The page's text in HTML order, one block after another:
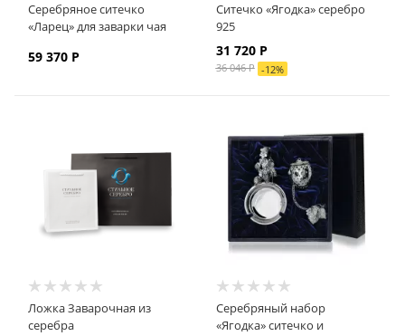
Серебряное ситечко
«Ларец» для заварки чая
59 370 Р
Ситечко «Ягодка» серебро
925
31 720Р
36 046Р -12%
Ложка Заварочная из
серебра
Серебряный набор
«Ягодка» ситечко и